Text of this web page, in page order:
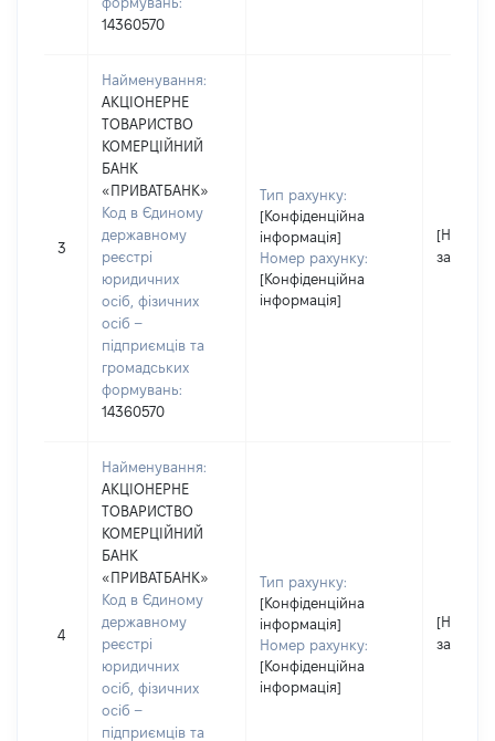
14360570
3
Найменування:
АКЦІОНЕРНЕ
ТОВАРИСТВО
КОМЕРЦІЙНИЙ
БАНК
«ПРИВАТБАНК»
Код в Єдиному
державному
реєстрі
юридичних
осіб, фізичних
осіб –
підприємців та
громадських
формувань:
14360570
Тип рахунку:
[Конфіденційна
інформація]
Номер рахунку:
[Конфіденційна
інформація]
[Не
4
Найменування:
АКЦІОНЕРНЕ
ТОВАРИСТВО
КОМЕРЦІЙНИЙ
БАНК
«ПРИВАТБАНК»
Код в Єдиному
державному
реєстрі
юридичних
осіб, фізичних
осіб –
підприємців та
Тип рахунку:
[Конфіденційна
інформація]
Номер рахунку:
[Конфіденційна
інформація]
[Не